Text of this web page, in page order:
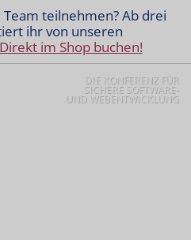
teilnehmen? Ab drei
ihr von unseren
Direkt im Shop buchen!
DIE KONFERENZ FÜR
SICHERE SOFTWARE-
UND WEBENTWICKLUNG